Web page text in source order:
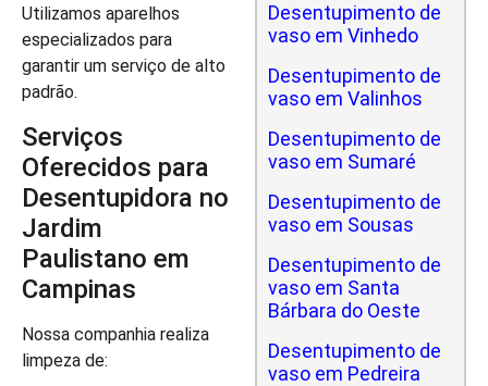
Utilizamos aparelhos
especializados para
garantir um serviço de alto
padrão.
Serviços
Oferecidos para
Desentupidora no
Jardim
Paulistano em
Campinas
Nossa companhia realiza
limpeza de:
Desentupimento de
vaso em Vinhedo
Desentupimento de
vaso em Valinhos
Desentupimento de
vaso em Sumaré
Desentupimento de
vaso em Sousas
Desentupimento de
vaso em Santa
Bárbara do Oeste
Desentupimento de
vaso em Pedreira